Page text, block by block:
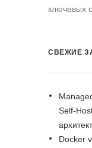
ключевых
СВЕЖИЕ
Self-
Docker